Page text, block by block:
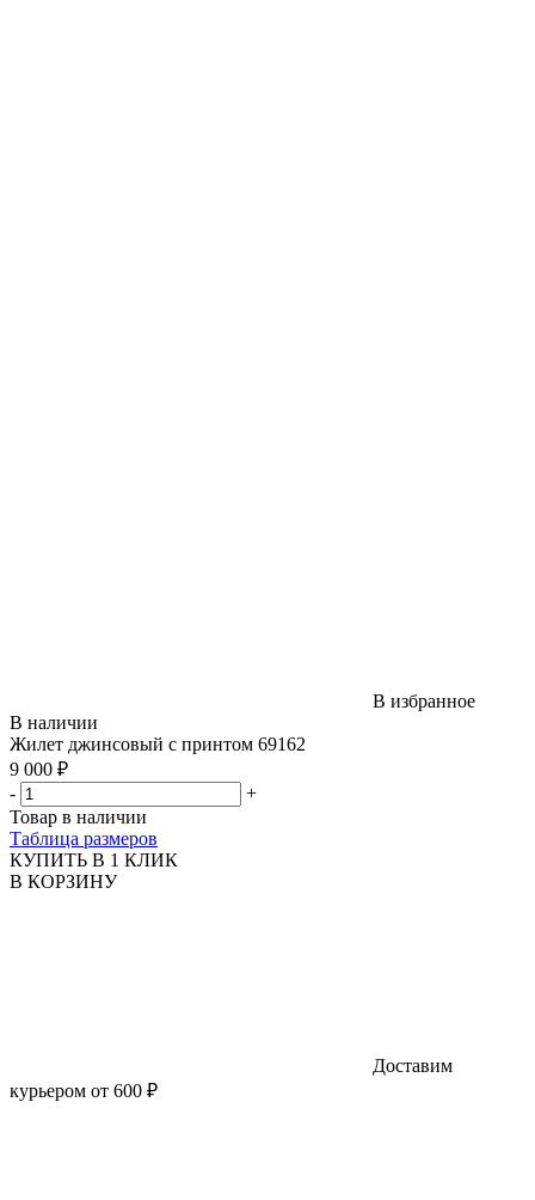
В избранное
В наличии
Жилет джинсовый с принтом 69162
9 000 ₽
-
+
Товар в наличии
Таблица размеров
КУПИТЬ В 1 КЛИК
В КОРЗИНУ
Доставим
курьером от 600 ₽